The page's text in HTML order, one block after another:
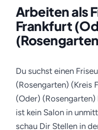
Arbeiten als
Frankfurt
Du suchst einen
(Rosengarten) (Kreis
(Oder)
ist kein Salon in
schau Dir Stellen in